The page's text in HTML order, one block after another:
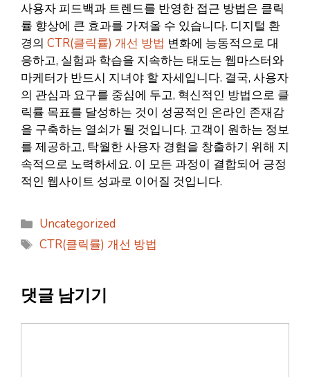
사용자 피드백과 트렌드를 반영한 접근 방법은 클릭
률 향상에 큰 효과를 가져올 수 있습니다. 디지털 환
경의 CTR(클릭률) 개선 방법 변화에 능동적으로 대
응하고, 실험과 학습을 지속하는 태도는 웹마스터와
마케터가 반드시 지녀야 할 자세입니다. 결국, 사용자
의 관심과 요구를 중심에 두고, 혁신적인 방법으로 클
릭률 목표를 달성하는 것이 성공적인 온라인 존재감
을 구축하는 열쇠가 될 것입니다. 고객이 원하는 정보
를 제공하고, 탁월한 사용자 경험을 창출하기 위해 지
속적으로 노력하세요. 이 모든 과정이 결합되어 긍정
적인 웹사이트 성과로 이어질 것입니다.
카
테
Uncategorized
태
CTR(클릭률) 개선 방법
댓글 남기기